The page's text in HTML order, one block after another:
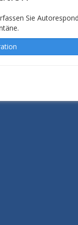
Sie